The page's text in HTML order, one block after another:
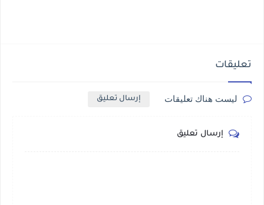
تعليقات
ليست هناك تعليقات إرسال تعليق
إرسال تعليق